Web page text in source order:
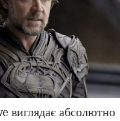
виглядає абсолютно